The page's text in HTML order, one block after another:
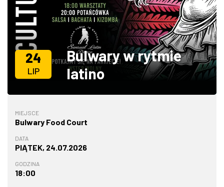
ZDJĘCIA
W RZESZOWIE
24
LIP
Bulwary w rytmie
latino
MIEJSCE
Bulwary Food Court
DATA
PIĄTEK, 24.07.2026
GODZINA
18:00